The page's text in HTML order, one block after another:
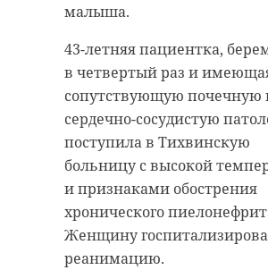
малыша.
43-летняя пациентка,
в четвертый раз и
сопутствующую почечную
сердечно-сосудистую
поступила в Тихвинскую
больницу с высокой
и признаками обострения
хронического
Женщину
реанимацию.